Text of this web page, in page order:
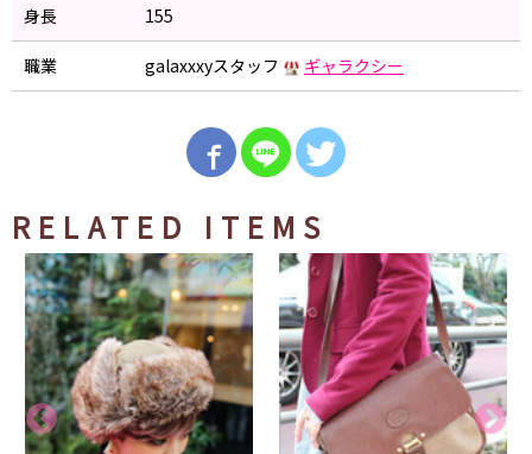
身長 155
職業 galaxxxyスタッフ ギャラクシー
RELATED ITEMS